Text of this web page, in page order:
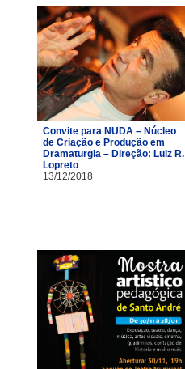
Convite para NUDA – Núcleo
de Criação e Produção em
Dramaturgia – Direção: Luiz R.
Lopreto
13/12/2018